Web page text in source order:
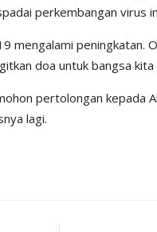
perkembangan virus
mengalami
doa untuk bangsa
pertolongan kepada
lagi.